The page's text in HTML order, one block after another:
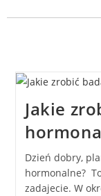
Jakie
Dzień dobry,
hormonalne?
zadajecie. W